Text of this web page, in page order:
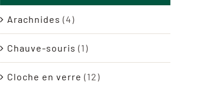
Arachnides (4)
Chauve-souris (1)
Cloche en verre (12)